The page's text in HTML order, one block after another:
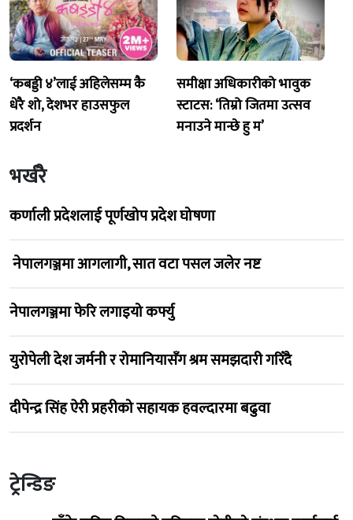
‘कबड्डी ४’लाई अहिलेसम्म कै
धेरै शो, देशभर हाउसफुल
प्रदर्शन
समीक्षा अधिकारीको भावुक
स्टाटस: ‘तिम्रो जितमा उत्सव
मनाउने मान्छे हु म’
भर्खरै
कर्णाली प्रदेशलाई पूर्णखोप प्रदेश घोषणा
नेपालगञ्जमा आगलागी, सात वटा पसल जलेर नष्ट
नेपालगञ्जमा फेरि लगाइयो कर्फ्यु
युरोपेली देश जर्मनी र रोमानियासँग श्रम समझदारी गरिँदै
दीपेन्द्र सिंह ऐरी प्रहरीको सहायक हवल्दारमा बढुवा
ट्रेन्डिङ